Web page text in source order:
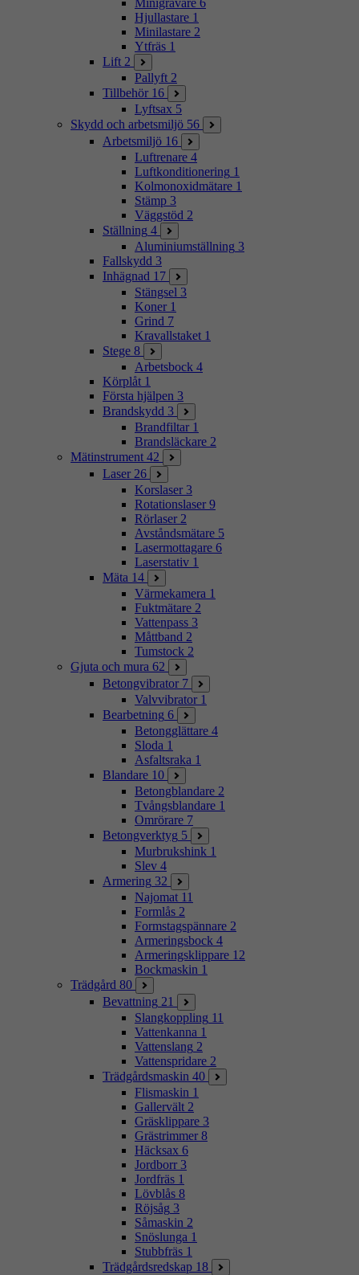
Minigrävare 6
Hjullastare 1
Minilastare 2
Ytfräs 1
Lift 2
Pallyft 2
Tillbehör 16
Lyftsax 5
Skydd och arbetsmiljö 56
Arbetsmiljö 16
Luftrenare 4
Luftkonditionering 1
Kolmonoxidmätare 1
Stämp 3
Väggstöd 2
Ställning 4
Aluminiumställning 3
Fallskydd 3
Inhägnad 17
Stängsel 3
Koner 1
Grind 7
Kravallstaket 1
Stege 8
Arbetsbock 4
Körplåt 1
Första hjälpen 3
Brandskydd 3
Brandfiltar 1
Brandsläckare 2
Mätinstrument 42
Laser 26
Korslaser 3
Rotationslaser 9
Rörlaser 2
Avståndsmätare 5
Lasermottagare 6
Laserstativ 1
Mäta 14
Värmekamera 1
Fuktmätare 2
Vattenpass 3
Måttband 2
Tumstock 2
Gjuta och mura 62
Betongvibrator 7
Valvvibrator 1
Bearbetning 6
Betongglättare 4
Sloda 1
Asfaltsraka 1
Blandare 10
Betongblandare 2
Tvångsblandare 1
Omrörare 7
Betongverktyg 5
Murbrukshink 1
Slev 4
Armering 32
Najomat 11
Formlås 2
Formstagspännare 2
Armeringsbock 4
Armeringsklippare 12
Bockmaskin 1
Trädgård 80
Bevattning 21
Slangkoppling 11
Vattenkanna 1
Vattenslang 2
Vattenspridare 2
Trädgårdsmaskin 40
Flismaskin 1
Gallervält 2
Gräsklippare 3
Grästrimmer 8
Häcksax 6
Jordborr 3
Jordfräs 1
Lövblås 8
Röjsåg 3
Såmaskin 2
Snöslunga 1
Stubbfräs 1
Trädgårdsredskap 18